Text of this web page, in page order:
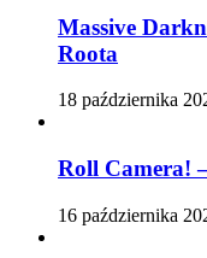
Massive
Roota
18 października
Roll Camera!
16 października